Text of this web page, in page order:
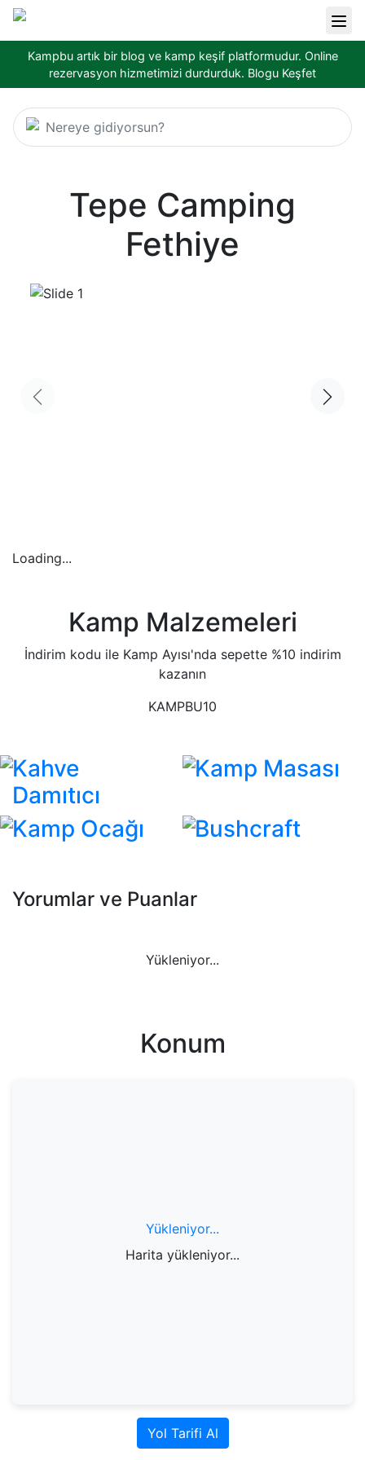
Kampbu artık bir blog ve kamp keşif platformudur. Online
rezervasyon hizmetimizi durdurduk. Blogu Keşfet
Nereye gidiyorsun?
Tepe Camping
Fethiye
Loading...
Kamp Malzemeleri
İndirim kodu ile Kamp Ayısı'nda sepette %10 indirim
kazanın
KAMPBU10
Kahve
Damıtıcı
Kamp Masası
Kamp Ocağı Bushcraft
Yorumlar ve Puanlar
Yükleniyor...
Konum
Yükleniyor...
Harita yükleniyor...
Yol Tarifi Al